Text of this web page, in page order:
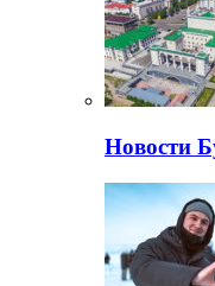
Новости